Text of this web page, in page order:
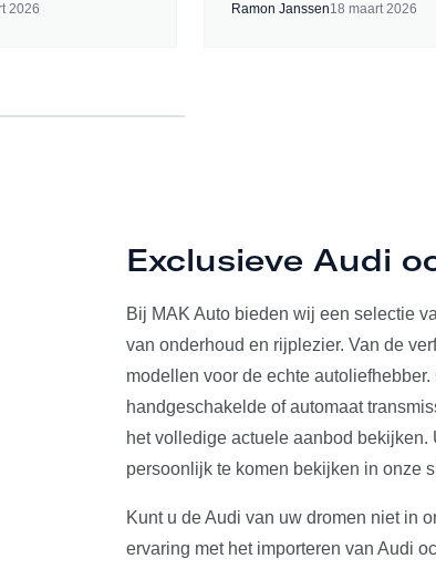
2026 Ramon Janssen18 maart 2026
Exclusieve Audi
Bij MAK Auto bieden wij een selectie
van onderhoud en rijplezier. Van de
modellen voor de echte
handgeschakelde of automaat
het volledige actuele aanbod
persoonlijk te komen bekijken in onze
Kunt u de Audi van uw dromen niet in
ervaring met het importeren van Audi